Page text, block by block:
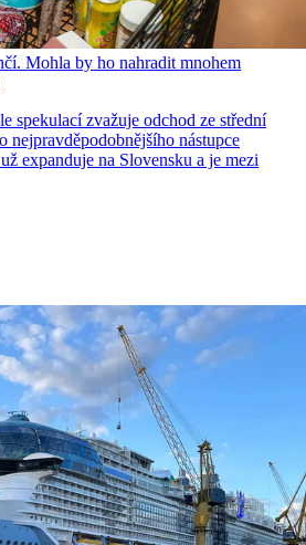
Mohla by ho nahradit mnohem
spekulací zvažuje odchod ze střední
nástupce
expanduje na Slovensku a je mezi